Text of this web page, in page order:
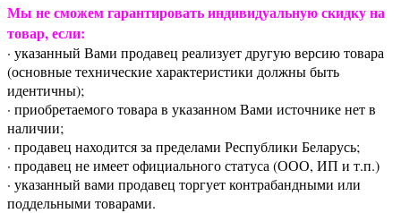
Мы не сможем гарантировать индивидуальную скидку на
товар, если:
· указанный Вами продавец реализует другую версию товара
(основные технические характеристики должны быть
идентичны);
· приобретаемого товара в указанном Вами источнике нет в
наличии;
· продавец находится за пределами Республики Беларусь;
· продавец не имеет официального статуса (ООО, ИП и т.п.)
· указанный вами продавец торгует контрабандными или
поддельными товарами.